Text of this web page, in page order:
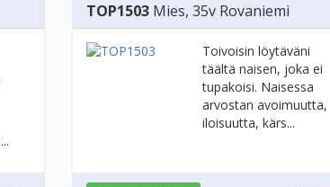
TOP1503 Mies, 35v Rovaniemi
Toivoisin löytäväni
täältä naisen, joka ei
tupakoisi. Naisessa
arvostan avoimuutta,
iloisuutta, kärs...